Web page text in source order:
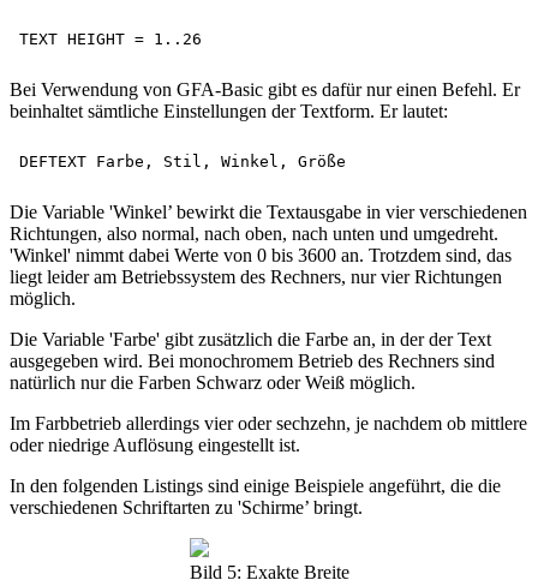
Bei Verwendung von GFA-Basic gibt es dafür nur einen Befehl. Er
beinhaltet sämtliche Einstellungen der Textform. Er lautet:
Die Variable 'Winkel’ bewirkt die Textausgabe in vier verschiedenen
Richtungen, also normal, nach oben, nach unten und umgedreht.
'Winkel' nimmt dabei Werte von 0 bis 3600 an. Trotzdem sind, das
liegt leider am Betriebssystem des Rechners, nur vier Richtungen
möglich.
Die Variable 'Farbe' gibt zusätzlich die Farbe an, in der der Text
ausgegeben wird. Bei monochromem Betrieb des Rechners sind
natürlich nur die Farben Schwarz oder Weiß möglich.
Im Farbbetrieb allerdings vier oder sechzehn, je nachdem ob mittlere
oder niedrige Auflösung eingestellt ist.
In den folgenden Listings sind einige Beispiele angeführt, die die
verschiedenen Schriftarten zu 'Schirme’ bringt.
Bild 5: Exakte Breite